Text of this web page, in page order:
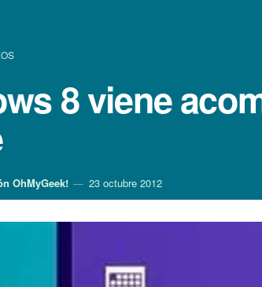
8 viene
OhMyGeek! 23 octubre 2012